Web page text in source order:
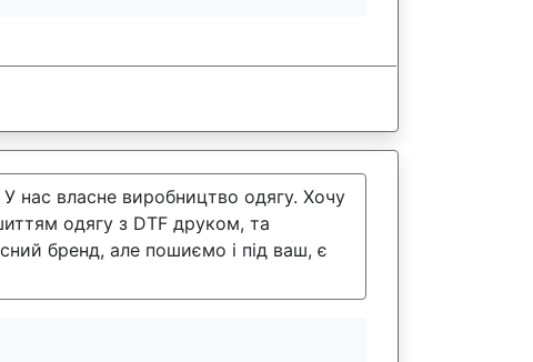
нас власне виробництво одягу. Хочу
одягу з DTF друком, та
бренд, але пошиємо і під ваш, є